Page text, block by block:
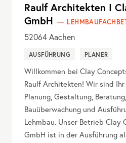
Raulf Architekten I
GmbH
52064Aachen
AUSFÜHRUNG PLANER
Willkommen bei Clay
Raulf Architekten! Wir sind
Planung, Gestaltung, Beratung,
Bauüberwachung und
Lehmbau. Unser Betrieb Clay
GmbH ist in der Ausführung